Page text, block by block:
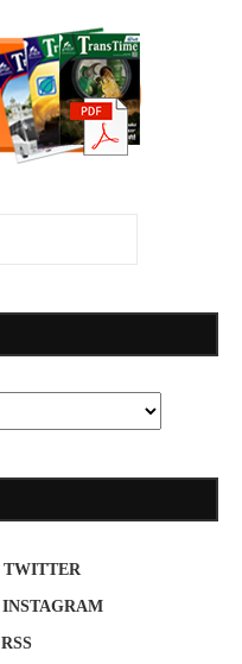
TWITTER
INSTAGRAM
RSS